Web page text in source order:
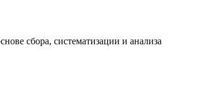
сбора, систематизации и анализа